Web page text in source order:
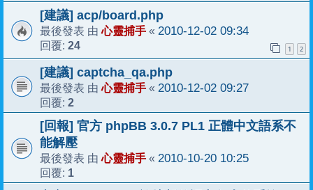
[建議] acp/board.php
最後發表 由心靈捕手 « 2010-12-02 09:34
回覆: 24 1 2
[建議] captcha_qa.php
最後發表 由心靈捕手 « 2010-12-02 09:27
回覆: 2
[回報] 官方 phpBB 3.0.7 PL1 正體中文語系不
能解壓
最後發表 由心靈捕手 « 2010-10-20 10:25
回覆: 1